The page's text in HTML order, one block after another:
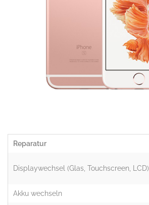
Reparatur
Displaywechsel (Glas, Touchscreen, LCD)
Akku wechseln